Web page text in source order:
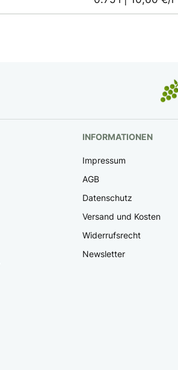
INFORMATIONEN
Impressum
AGB
Datenschutz
Versand und Kosten
Widerrufsrecht
Newsletter